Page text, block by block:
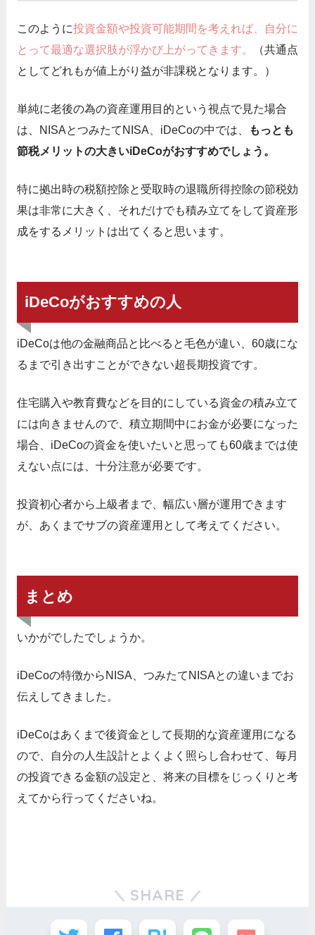
このように投資金額や投資可能期間を考えれば、自分に
とって最適な選択肢が浮かび上がってきます。
（共通点
としてどれもが値上がり益が非課税となります。）
単純に老後の為の資産運用目的という視点で見た場合
は、NISAとつみたてNISA、iDeCoの中では、
もっとも
節税メリットの大きいiDeCoがおすすめでしょう。
特に拠出時の税額控除と受取時の退職所得控除の節税効
果は非常に大きく、それだけでも積み立てをして資産形
成をするメリットは出てくると思います。
iDeCoがおすすめの人
iDeCoは他の金融商品と比べると毛色が違い、60歳にな
るまで引き出すことができない超長期投資です。
住宅購入や教育費などを目的にしている資金の積み立て
には向きませんので、積立期間中にお金が必要になった
場合、iDeCoの資金を使いたいと思っても60歳までは使
えない点には、十分注意が必要です。
投資初心者から上級者まで、幅広い層が運用できます
が、あくまでサブの資産運用として考えてください。
まとめ
いかがでしたでしょうか。
iDeCoの特徴からNISA、つみたてNISAとの違いまでお
伝えしてきました。
iDeCoはあくまで後資金として長期的な資産運用になる
ので、自分の人生設計とよくよく照らし合わせて、毎月
の投資できる金額の設定と、将来の目標をじっくりと考
えてから行ってくださいね。
SHARE